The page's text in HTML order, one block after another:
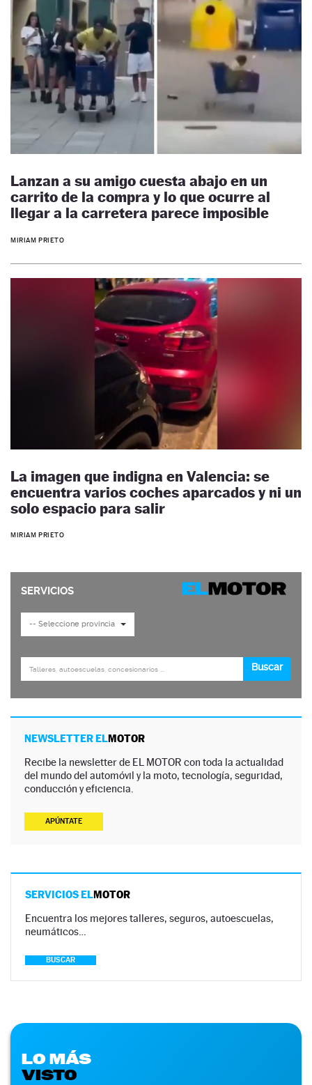
Lanzan a su amigo cuesta abajo en un
carrito de la compra y lo que ocurre al
llegar a la carretera parece imposible
MIRIAM PRIETO
La imagen que indigna en Valencia: se
encuentra varios coches aparcados y ni un
solo espacio para salir
MIRIAM PRIETO
NEWSLETTER ELMOTOR
Recibe la newsletter de EL MOTOR con toda la actualidad
del mundo del automóvil y la moto, tecnología, seguridad,
conducción y eficiencia.
APÚNTATE
SERVICIOS ELMOTOR
Encuentra los mejores talleres, seguros, autoescuelas,
neumáticos…
BUSCAR
LO MÁS
VISTO